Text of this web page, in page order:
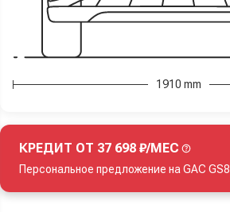
1910 mm
КРЕДИТ ОТ 37 698 ₽/МЕС
Персональное предложение на GAC GS8